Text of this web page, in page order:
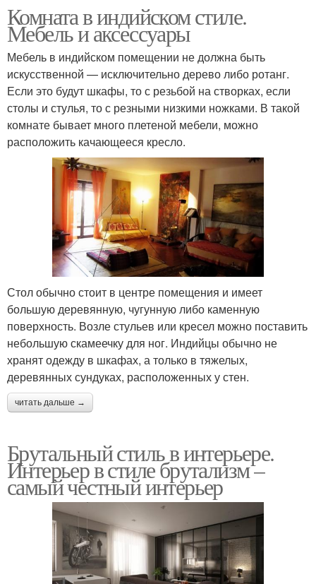
Комната в индийском стиле.
Мебель и аксессуары
Мебель в индийском помещении не должна быть
искусственной — исключительно дерево либо ротанг.
Если это будут шкафы, то с резьбой на створках, если
столы и стулья, то с резными низкими ножками. В такой
комнате бывает много плетеной мебели, можно
расположить качающееся кресло.
Стол обычно стоит в центре помещения и имеет
большую деревянную, чугунную либо каменную
поверхность. Возле стульев или кресел можно поставить
небольшую скамеечку для ног. Индийцы обычно не
хранят одежду в шкафах, а только в тяжелых,
деревянных сундуках, расположенных у стен.
читать дальше →
Брутальный стиль в интерьере.
Интерьер в стиле брутализм –
самый честный интерьер